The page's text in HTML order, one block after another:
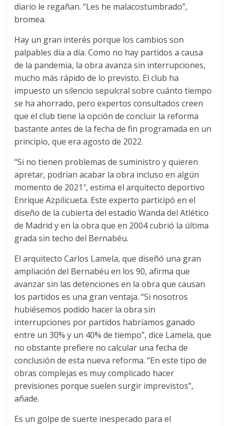
diario le regañan. “Les he malacostumbrado”,
bromea.
Hay un gran interés porque los cambios son
palpables día a día. Como no hay partidos a causa
de la pandemia, la obra avanza sin interrupciones,
mucho más rápido de lo previsto. El club ha
impuesto un silencio sepulcral sobre cuánto tiempo
se ha ahorrado, pero expertos consultados creen
que el club tiene la opción de concluir la reforma
bastante antes de la fecha de fin programada en un
principio, que era agosto de 2022.
“Si no tienen problemas de suministro y quieren
apretar, podrían acabar la obra incluso en algún
momento de 2021″, estima el arquitecto deportivo
Enrique Azpilicueta. Este experto participó en el
diseño de la cubierta del estadio Wanda del Atlético
de Madrid y en la obra que en 2004 cubrió la última
grada sin techo del Bernabéu.
El arquitecto Carlos Lamela, que diseñó una gran
ampliación del Bernabéu en los 90, afirma que
avanzar sin las detenciones en la obra que causan
los partidos es una gran ventaja. “Si nosotros
hubiésemos podido hacer la obra sin
interrupciones por partidos habríamos ganado
entre un 30% y un 40% de tiempo”, dice Lamela, que
no obstante prefiere no calcular una fecha de
conclusión de esta nueva reforma. “En este tipo de
obras complejas es muy complicado hacer
previsiones porque suelen surgir imprevistos”,
añade.
Es un golpe de suerte inesperado para el